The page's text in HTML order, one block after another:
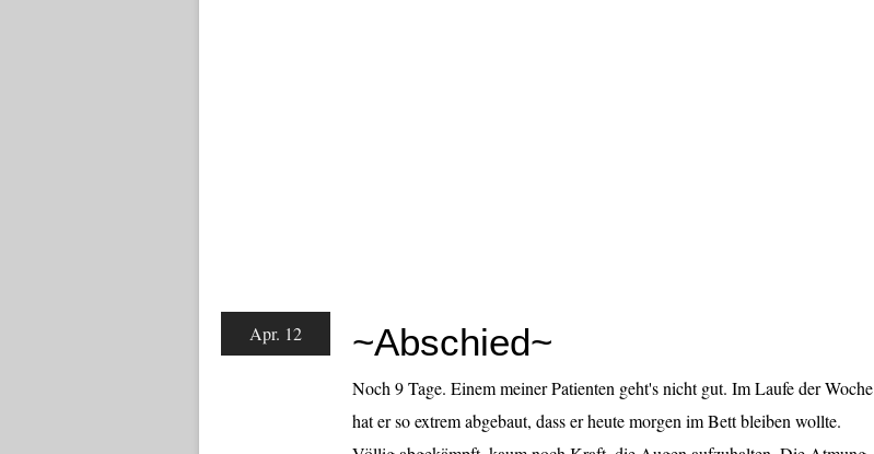
Apr. 12 ~Abschied~
Noch 9 Tage. Einem meiner Patienten geht's nicht gut. Im Laufe der Woche
hat er so extrem abgebaut, dass er heute morgen im Bett bleiben wollte.